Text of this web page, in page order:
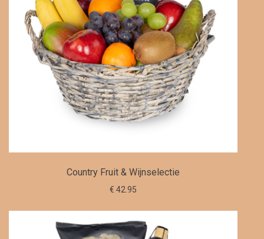
Country Fruit & Wijnselectie
€ 42.95